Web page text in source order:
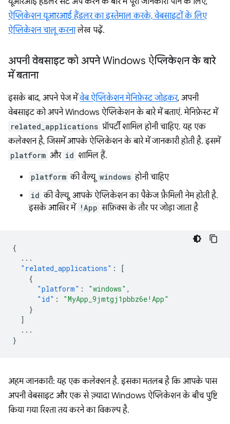
ऐप्लिकेशन यूआरआई हैंडलर का इस्तेमाल करके, वेबसाइटों के लिए
ऐप्लिकेशन चालू करनालेख पढ़ें.
अपनी वेबसाइट को अपने Windows ऐप्लिकेशन के बारे
में बताना
इसके बाद, अपने पेज मेंवेब ऐप्लिकेशन मेनिफ़ेस्ट जोड़कर, अपनी
वेबसाइट को अपने Windows ऐप्लिकेशन के बारे में बताएं. मेनिफ़ेस्ट में
related_applications प्रॉपर्टी शामिल होनी चाहिए. यह एक
कलेक्शन है, जिसमें आपके ऐप्लिकेशन के बारे में जानकारी होती है. इसमें
platform और id शामिल हैं.
platform की वैल्यू windows होनी चाहिए
id की वैल्यू, आपके ऐप्लिकेशन का पैकेज फ़ैमिली नेम होती है.
इसके आखिर में !App सफ़िक्स के तौर पर जोड़ा जाता है
{
...
"related_applications" :
[
{
"platform" : "windows" ,
"id" :
"MyApp_9jmtgj1pbbz6e!App"
}
]
...
}
अहम जानकारी: यह एक कलेक्शन है. इसका मतलब है कि आपके पास
अपनी वेबसाइट और एक से ज़्यादा Windows ऐप्लिकेशन के बीच पुष्टि
किया गया रिश्ता तय करने का विकल्प है.